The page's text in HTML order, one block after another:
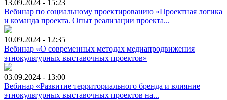
13.09.2024 - 15:23
Вебинар по социальному проектированию «Проектная логика
и команда проекта. Опыт реализации проекта...
10.09.2024 - 12:35
Вебинар «О современных методах медиапродвижения
этнокультурных выставочных проектов»
03.09.2024 - 13:00
Вебинар «Развитие территориального бренда и влияние
этнокультурных выставочных проектов на...